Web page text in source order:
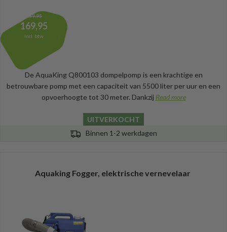
189,95
169,95
Incl. btw
De AquaKing Q800103 dompelpomp is een krachtige en
betrouwbare pomp met een capaciteit van 5500 liter per uur en een
opvoerhoogte tot 30 meter. Dankzij Read more
UITVERKOCHT
Binnen 1-2 werkdagen
Aquaking Fogger, elektrische vernevelaar